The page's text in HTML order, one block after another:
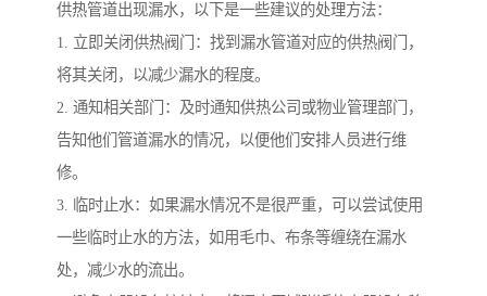
供热管道出现漏水，以下是一些建议的处理方法：
1. 立即关闭供热阀门：找到漏水管道对应的供热阀门，
将其关闭，以减少漏水的程度。
2. 通知相关部门：及时通知供热公司或物业管理部门，
告知他们管道漏水的情况，以便他们安排人员进行维
修。
3. 临时止水：如果漏水情况不是很严重，可以尝试使用
一些临时止水的方法，如用毛巾、布条等缠绕在漏水
处，减少水的流出。